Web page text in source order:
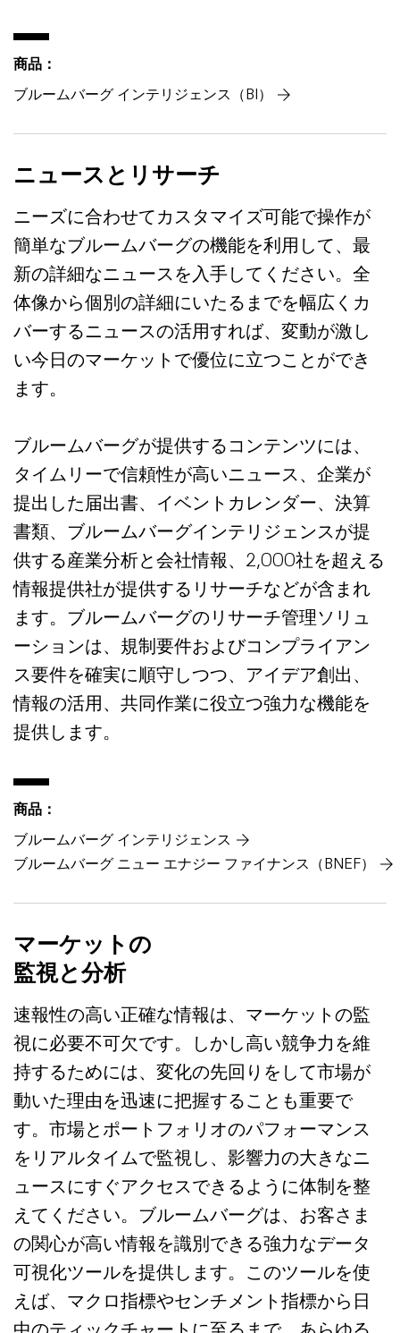
商品：
ブルームバーグ インテリジェンス（BI）
ニュースとリサーチ
ニーズに合わせてカスタマイズ可能で操作が
簡単なブルームバーグの機能を利用して、最
新の詳細なニュースを入手してください。全
体像から個別の詳細にいたるまでを幅広くカ
バーするニュースの活用すれば、変動が激し
い今日のマーケットで優位に立つことができ
ます。
ブルームバーグが提供するコンテンツには、
タイムリーで信頼性が高いニュース、企業が
提出した届出書、イベントカレンダー、決算
書類、ブルームバーグインテリジェンスが提
供する産業分析と会社情報、2,000社を超える
情報提供社が提供するリサーチなどが含まれ
ます。ブルームバーグのリサーチ管理ソリュ
ーションは、規制要件およびコンプライアン
ス要件を確実に順守しつつ、アイデア創出、
情報の活用、共同作業に役立つ強力な機能を
提供します。
商品：
ブルームバーグ インテリジェンス
ブルームバーグ ニュー エナジー ファイナンス（BNEF）
マーケットの
監視と分析
速報性の高い正確な情報は、マーケットの監
視に必要不可欠です。しかし高い競争力を維
持するためには、変化の先回りをして市場が
動いた理由を迅速に把握することも重要で
す。市場とポートフォリオのパフォーマンス
をリアルタイムで監視し、影響力の大きなニ
ュースにすぐアクセスできるように体制を整
えてください。ブルームバーグは、お客さま
の関心が高い情報を識別できる強力なデータ
可視化ツールを提供します。このツールを使
えば、マクロ指標やセンチメント指標から日